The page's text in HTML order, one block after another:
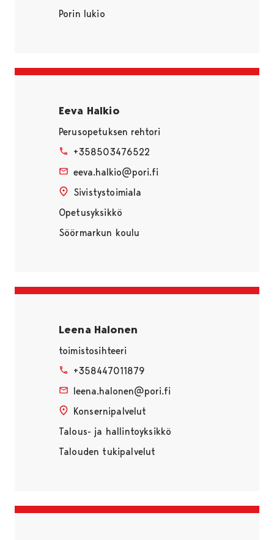
Porin lukio
Eeva Halkio
Perusopetuksen rehtori
+358503476522
eeva.halkio@pori.fi
Sivistystoimiala
Opetusyksikkö
Söörmarkun koulu
Leena Halonen
toimistosihteeri
+358447011879
leena.halonen@pori.fi
Konsernipalvelut
Talous- ja hallintoyksikkö
Talouden tukipalvelut